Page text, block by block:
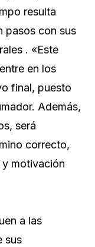
resulta
pasos con sus
. «Este
en los
final, puesto
Además,
será
correcto,
motivación
a las
sus